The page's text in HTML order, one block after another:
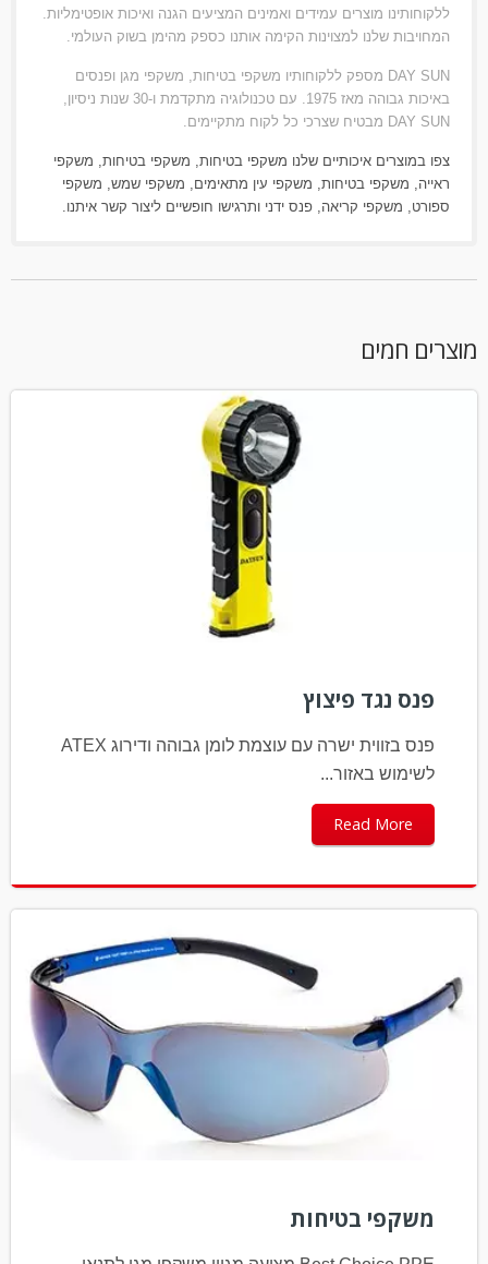
ללקוחותינו מוצרים עמידים ואמינים המציעים הגנה ואיכות אופטימליות.
המחויבות שלנו למצוינות הקימה אותנו כספק מהימן בשוק העולמי.
DAY SUN מספק ללקוחותיו משקפי בטיחות, משקפי מגן ופנסים
באיכות גבוהה מאז 1975. עם טכנולוגיה מתקדמת ו-30 שנות ניסיון,
DAY SUN מבטיח שצרכי כל לקוח מתקיימים.
צפו במוצרים איכותיים שלנומשקפי בטיחות,משקפי בטיחות,משקפי
ראייה,משקפי בטיחות,משקפי עין מתאימים,משקפי שמש,משקפי
ספורט,משקפי קריאה,פנס ידניותרגישו חופשיים ליצור קשר איתנו.
חמים
פנס נגד פיצוץ
פנס בזווית ישרה עם עוצמת לומן גבוהה ודירוג ATEX
לשימוש באזור...
Read More
משקפי בטיחות